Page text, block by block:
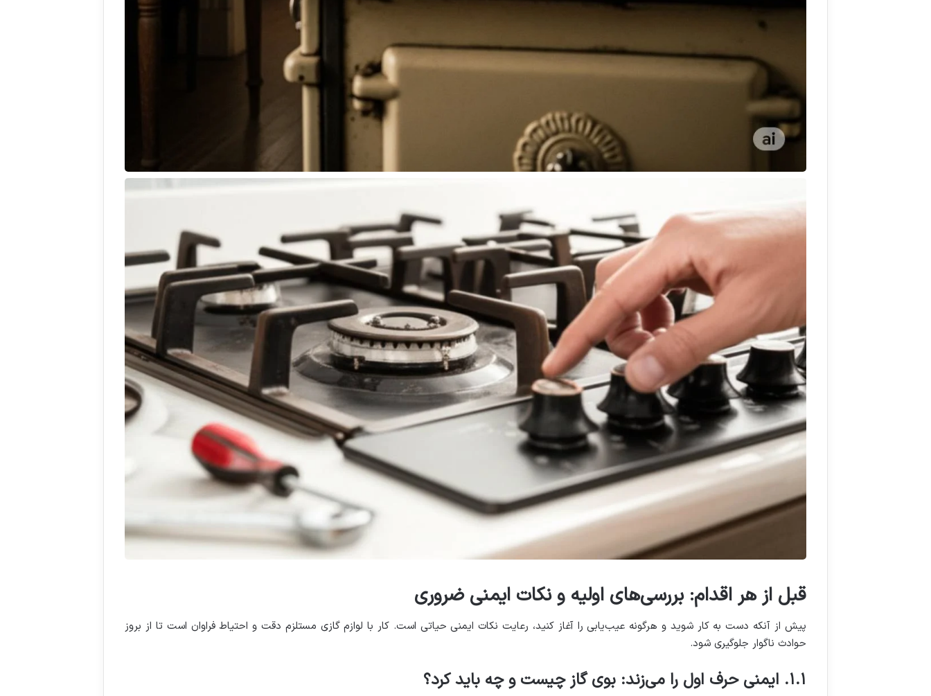
قبل از هر اقدام: بررسی‌های اولیه و نکات ایمنی ضروری
پیش از آنکه دست به کار شوید و هرگونه عیب‌یابی را آغاز کنید، رعایت نکات ایمنی حیاتی است. کار با لوازم گازی مستلزم دقت و احتیاط فراوان است تا از بروز
حوادث ناگوار جلوگیری شود.
۱.۱. ایمنی حرف اول را می‌زند: بوی گاز چیست و چه باید کرد؟